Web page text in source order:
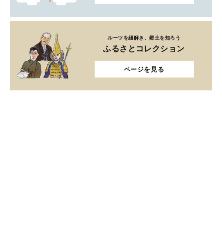
ルーツを紐解き、郷土を知ろう
ふるさとコレクション
ページを見る